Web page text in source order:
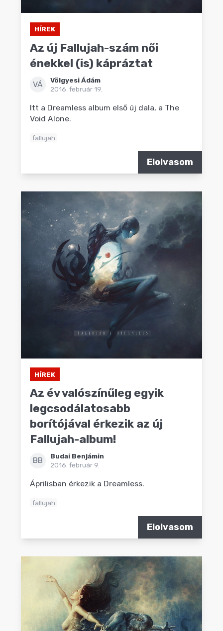
HÍREK
Az új Fallujah-szám női
énekkel (is) kápráztat
VÁ
Völgyesi Ádám
2016. február 19.
Itt a Dreamless album első új dala, a The
Void Alone.
fallujah
Elolvasom
HÍREK
Az év valószínűleg egyik
legcsodálatosabb
borítójával érkezik az új
Fallujah-album!
BB
Budai Benjámin
2016. február 9.
Áprilisban érkezik a Dreamless.
fallujah
Elolvasom